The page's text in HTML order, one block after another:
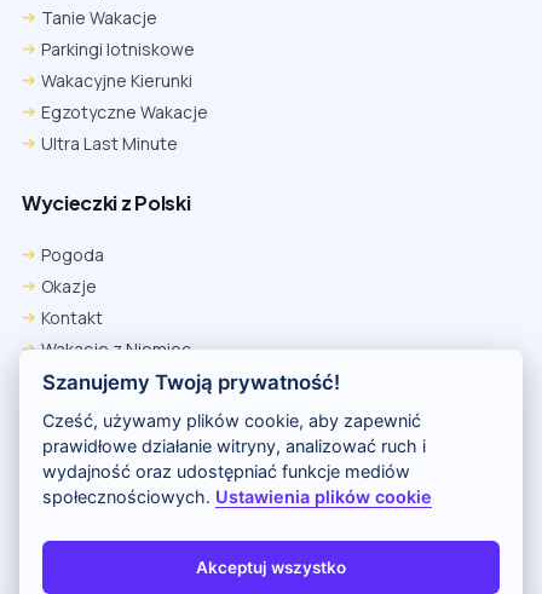
Tanie Wakacje
Parkingi lotniskowe
Wakacyjne Kierunki
Egzotyczne Wakacje
Ultra Last Minute
Wycieczki z Polski
Pogoda
Okazje
Kontakt
Wakacje z Niemiec
Polityka Prywatności
Wakacje w Egipcie
Rankingi hoteli
Kontakt i reklama
Polityka prywatności
Copyright (c) 2026 Odkryj Wakacje
Szanujemy Twoją prywatność!
Cześć, używamy plików cookie, aby zapewnić
prawidłowe działanie witryny, analizować ruch i
wydajność oraz udostępniać funkcje mediów
społecznościowych. Ustawienia plików cookie
Akceptuj wszystko